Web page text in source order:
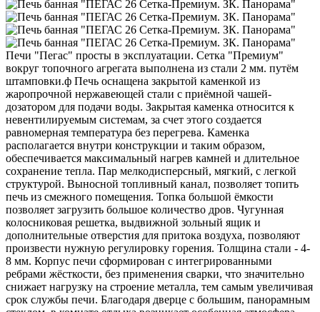
Печи "Пегас" просты в эксплуатации. Сетка "Премиум"
вокруг топочного агрегата выполнена из стали 2 мм. путём
штамповки.ф Печь оснащена закрытой каменкой из
жаропрочной нержавеющей стали с приёмной чашей-
дозатором для подачи воды. Закрытая каменка относится к
невентилируемым системам, за счет этого создается
равномерная температура без перегрева. Каменка
располагается внутри конструкции и таким образом,
обеспечивается максимальный нагрев камней и длительное
сохранение тепла. Пар мелкодисперсный, мягкий, с легкой
структурой. Выносной топливный канал, позволяет топить
печь из смежного помещения. Топка большой ёмкости
позволяет загрузить большое количество дров. Чугунная
колосниковая решетка, выдвижной зольный ящик и
дополнительные отверстия для притока воздуха, позволяют
произвести нужную регулировку горения. Толщина стали - 4-
8 мм. Корпус печи сформирован с интегрированными
ребрами жёсткости, без применения сварки, что значительно
снижает нагрузку на строение металла, тем самым увеличивая
срок службы печи. Благодаря дверце с большим, панорамным